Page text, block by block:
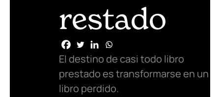
restado
El destino de casi todo libro
prestado es transformarse en un
libro perdido.